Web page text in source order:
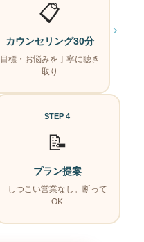
📋
カウンセリング30分
目標・お悩みを丁寧に聴き
取り
›
STEP 4
📝
プラン提案
しつこい営業なし。断って
OK